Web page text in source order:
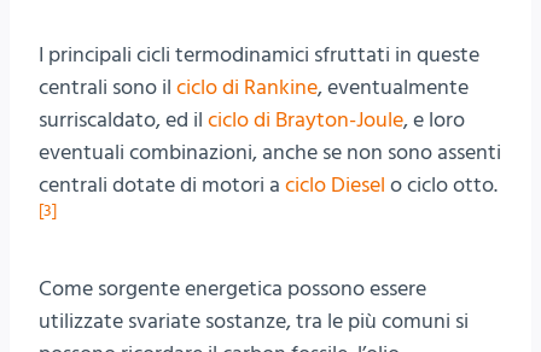
I principali cicli termodinamici sfruttati in queste
centrali sono il ciclo di Rankine, eventualmente
surriscaldato, ed il ciclo di Brayton-Joule, e loro
eventuali combinazioni, anche se non sono assenti
centrali dotate di motori a ciclo Diesel o ciclo otto.
[3]
Come sorgente energetica possono essere
utilizzate svariate sostanze, tra le più comuni si